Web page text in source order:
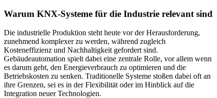
Warum KNX-Systeme für die Industrie relevant sind
Die industrielle Produktion steht heute vor der Herausforderung,
zunehmend komplexer zu werden, während zugleich
Kosteneffizienz und Nachhaltigkeit gefordert sind.
Gebäudeautomation spielt dabei eine zentrale Rolle, vor allem wenn
es darum geht, den Energieverbrauch zu optimieren und die
Betriebskosten zu senken. Traditionelle Systeme stoßen dabei oft an
ihre Grenzen, sei es in der Flexibilität oder im Hinblick auf die
Integration neuer Technologien.